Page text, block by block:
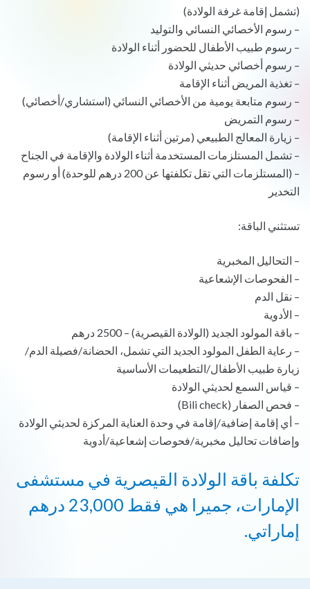
(تشمل إقامة غرفة الولادة)
– رسوم الأخصائي النسائي والتوليد
– رسوم طبيب الأطفال للحضور أثناء الولادة
– رسوم أخصائي حديثي الولادة
– تغذية المريض أثناء الإقامة
– رسوم متابعة يومية من الأخصائي النسائي (استشاري/أخصائي)
– رسوم التمريض
– زيارة المعالج الطبيعي (مرتين أثناء الإقامة)
– تشمل المستلزمات المستخدمة أثناء الولادة والإقامة في الجناح
– (المستلزمات التي تقل تكلفتها عن 200 درهم للوحدة) أو رسوم
التخدير
تستثني الباقة:
– التحاليل المخبرية
– الفحوصات الإشعاعية
– نقل الدم
– الأدوية
– باقة المولود الجديد (الولادة القيصرية) – 2500 درهم
– رعاية الطفل المولود الجديد التي تشمل، الحضانة/فصيلة الدم/
زيارة طبيب الأطفال/التطعيمات الأساسية
– قياس السمع لحديثي الولادة
– فحص الصفار (Bili check)
– أي إقامة إضافية/إقامة في وحدة العناية المركزة لحديثي الولادة
وإضافات تحاليل مخبرية/فحوصات إشعاعية/أدوية
تكلفة باقة الولادة القيصرية في مستشفى
الإمارات، جميرا هي فقط 23,000 درهم
إماراتي.